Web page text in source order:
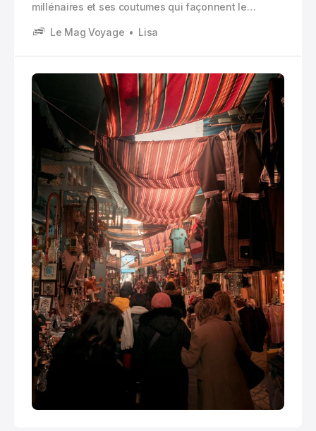
millénaires et ses coutumes qui façonnent le
offre plus que des plages dorées et des sites
dans l’Islam et enrichie par des siècles d’influences
diverses.
Le Mag Voyage Lisa